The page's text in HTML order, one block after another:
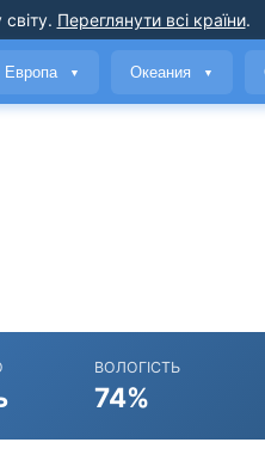
. Переглянути всі країни.
Европа ▼ Океания ▼
ВОЛОГІСТЬ
74%